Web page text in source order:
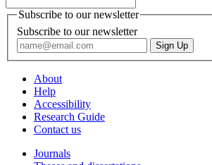
Subscribe to our newsletter
Subscribe to our newsletter
About
Help
Accessibility
Research Guide
Contact us
Journals